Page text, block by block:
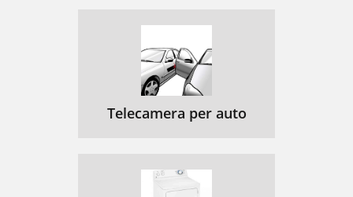
Telecamera per auto